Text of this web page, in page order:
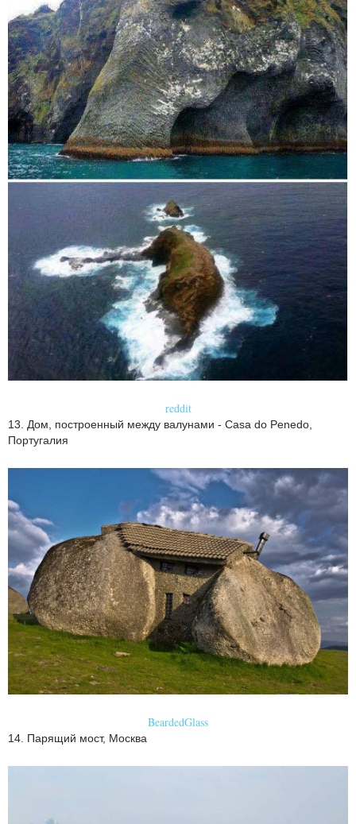
reddit
13. Дом, построенный между валунами - Casa do Penedo,
Португалия
BeardedGlass
14. Парящий мост, Москва